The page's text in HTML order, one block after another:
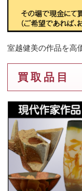
室越健美の作品を高
買 取 品 目